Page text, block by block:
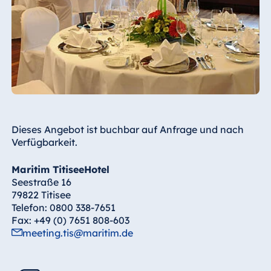
Raummiete
ab 250 €
Servicepersonal
ab 27 € pro Servicekraft
und
angefangene Stunde ab
23 Uhr
…mit traumhafter Dekoration
Dekoration Ihres Saals und gestalten ihn
ganz nach Ihren Wünschen.
Stuhlhussen mit
Schleifen
Luftballons
weitere
Dekoration
je nach Anfrage
Dieses Angebot ist buchbar auf Anfrage und nach
Verfügbarkeit.
Maritim TitiseeHotel
Seestraße 16
79822 Titisee
Telefon: 0800 338-7651
Fax: +49 (0) 7651 808-603
meeting.tis@maritim.de